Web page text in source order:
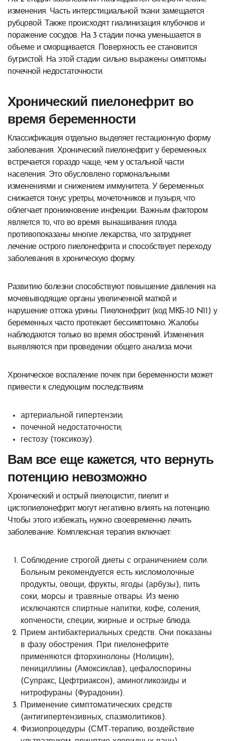
изменения. Часть интерстициальной ткани замещается
рубцовой. Также происходят гиалинизация клубочков и
поражение сосудов. На 3 стадии почка уменьшается в
объеме и сморщивается. Поверхность ее становится
бугристой. На этой стадии сильно выражены симптомы
почечной недостаточности.
Хронический пиелонефрит во
время беременности
Классификация отдельно выделяет гестационную форму
заболевания. Хронический пиелонефрит у беременных
встречается гораздо чаще, чем у остальной части
населения. Это обусловлено гормональными
изменениями и снижением иммунитета. У беременных
снижается тонус уретры, мочеточников и пузыря, что
облегчает проникновение инфекции. Важным фактором
является то, что во время вынашивания плода
противопоказаны многие лекарства, что затрудняет
лечение острого пиелонефрита и способствует переходу
заболевания в хроническую форму.
Развитию болезни способствуют повышение давления на
мочевыводящие органы увеличенной маткой и
нарушение оттока урины. Пиелонефрит (код МКБ-10 N11) у
беременных часто протекает бессимптомно. Жалобы
наблюдаются только во время обострений. Изменения
выявляются при проведении общего анализа мочи.
Хроническое воспаление почек при беременности может
привести к следующим последствиям:
артериальной гипертензии;
почечной недостаточности;
гестозу (токсикозу).
Вам все еще кажется, что вернуть
потенцию невозможно
Хронический и острый пиелоцистит, пиелит и
цистопиелонефрит могут негативно влиять на потенцию.
Чтобы этого избежать, нужно своевременно лечить
заболевание. Комплексная терапия включает:
Соблюдение строгой диеты с ограничением соли.
Больным рекомендуется есть кисломолочные
продукты, овощи, фрукты, ягоды (арбузы), пить
соки, морсы и травяные отвары. Из меню
исключаются спиртные напитки, кофе, соления,
копчености, специи, жирные и острые блюда.
Прием антибактериальных средств. Они показаны
в фазу обострения. При пиелонефрите
применяются фторхинолоны (Нолицин),
пенициллины (Амоксиклав), цефалоспорины
(Супракс, Цефтриаксон), аминогликозиды и
нитрофураны (Фурадонин).
Применение симптоматических средств
(антигипертензивных, спазмолитиков).
Физиопроцедуры (СМТ-терапию, воздействие